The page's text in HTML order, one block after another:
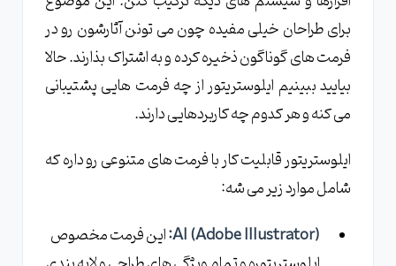
برای طراحان خیلی مفیده چون می تونن آثارشون رو در
فرمت های گوناگون ذخیره کرده و به اشتراک بذارند. حالا
بیایید ببینیم ایلوستریتور از چه فرمت هایی پشتیبانی
می کنه و هر کدوم چه کاربردهایی دارند.
ایلوستریتور قابلیت کار با فرمت های متنوعی رو داره که
شامل موارد زیر می شه:
AI (Adobe Illustrator): این فرمت مخصوص